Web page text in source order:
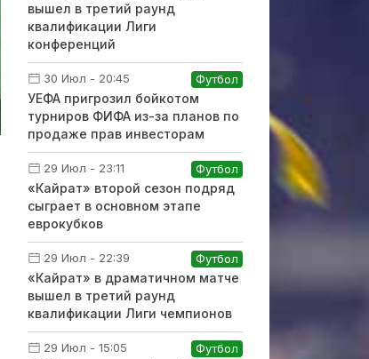
вышел в третий раунд
квалификации Лиги
конференций
30 Июл - 20:45 Футбол
УЕФА пригрозил бойкотом
турниров ФИФА из-за планов по
продаже прав инвесторам
29 Июл - 23:11 Футбол
«Кайрат» второй сезон подряд
сыграет в основном этапе
еврокубков
29 Июл - 22:39 Футбол
«Кайрат» в драматичном матче
вышел в третий раунд
квалификации Лиги чемпионов
29 Июл - 15:05 Футбол